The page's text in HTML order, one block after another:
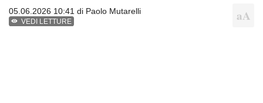
05.06.2026 10:41 di Paolo Mutarelli
VEDI LETTURE